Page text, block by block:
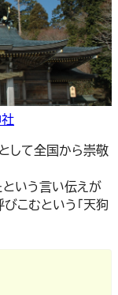
して全国から崇敬
いう言い伝えが
こむという「天狗